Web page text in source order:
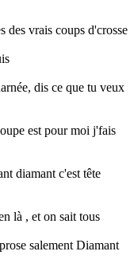
des vrais coups d'crosse
dis ce que tu veux
est pour moi j'fais
diamant c'est tête
là , et on sait tous
salement Diamant